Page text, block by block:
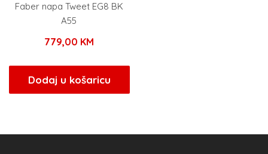
Faber napa Tweet EG8 BK
A55
779,00 KM
Dodaj u košaricu